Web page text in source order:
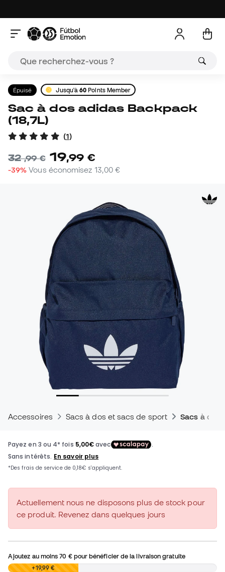
Épuisé Jusqu'à60 Points Member
Sac à dos adidas Backpack
(18,7L)
(1)
32,99 € 19,99 €
-39% Vous économisez 13,00 €
Accessoires Sacs à dos et sacs de sport Sacs à dos
Actuellement nous ne disposons plus de stock pour
ce produit. Revenez dans quelques jours
Ajoutez au moins70 €pour bénéficier de la livraison gratuite
0,00 € +19,99 €